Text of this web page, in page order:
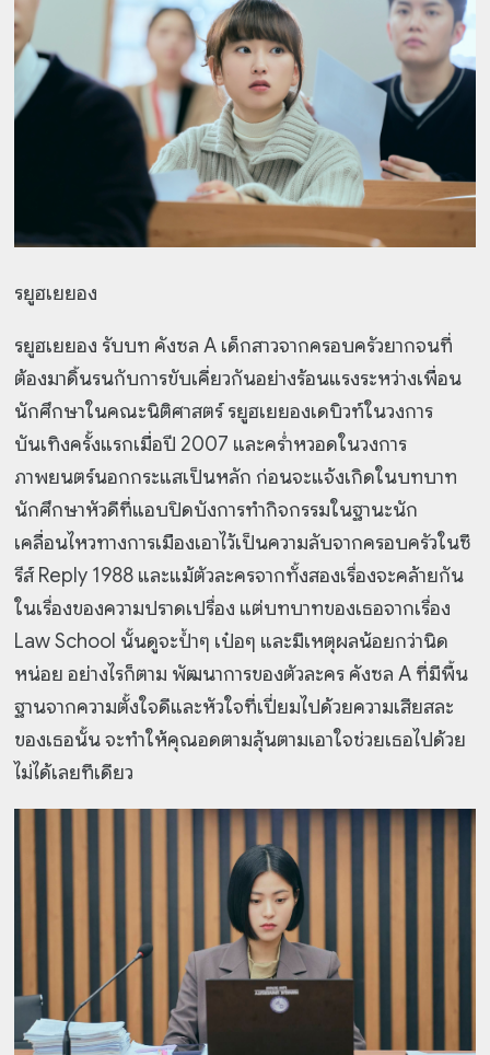
รยูฮเยยอง
รยูฮเยยอง รับบท คังซล A เด็กสาวจากครอบครัวยากจนที่
ต้องมาดิ้นรนกับการขับเคี่ยวกันอย่างร้อนแรงระหว่างเพื่อน
นักศึกษาในคณะนิติศาสตร์ รยูฮเยยองเดบิวท์ในวงการ
บันเทิงครั้งแรกเมื่อปี 2007 และคร่ำหวอดในวงการ
ภาพยนตร์นอกกระแสเป็นหลัก ก่อนจะแจ้งเกิดในบทบาท
นักศึกษาหัวดีที่แอบปิดบังการทำกิจกรรมในฐานะนัก
เคลื่อนไหวทางการเมืองเอาไว้เป็นความลับจากครอบครัวในซี
รีส์ Reply 1988 และแม้ตัวละครจากทั้งสองเรื่องจะคล้ายกัน
ในเรื่องของความปราดเปรื่อง แต่บทบาทของเธอจากเรื่อง
Law School นั้นดูจะป้ำๆ เป๋อๆ และมีเหตุผลน้อยกว่านิด
หน่อย อย่างไรก็ตาม พัฒนาการของตัวละคร คังซล A ที่มีพื้น
ฐานจากความตั้งใจดีและหัวใจที่เปี่ยมไปด้วยความเสียสละ
ของเธอนั้น จะทำให้คุณอดตามลุ้นตามเอาใจช่วยเธอไปด้วย
ไม่ได้เลยทีเดียว